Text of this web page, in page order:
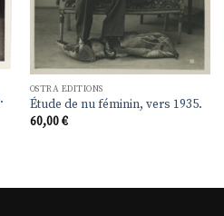
OSTRA EDITIONS
Étude de nu féminin, vers 1935.
60,00€